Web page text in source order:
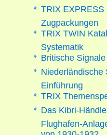
TRIX EXPRESS
Zugpackungen
TRIX TWIN
Systematik
Britische
Niederländische
Einführung
TRIX
Das Kibri-
Flughafen-
von 1930-1932